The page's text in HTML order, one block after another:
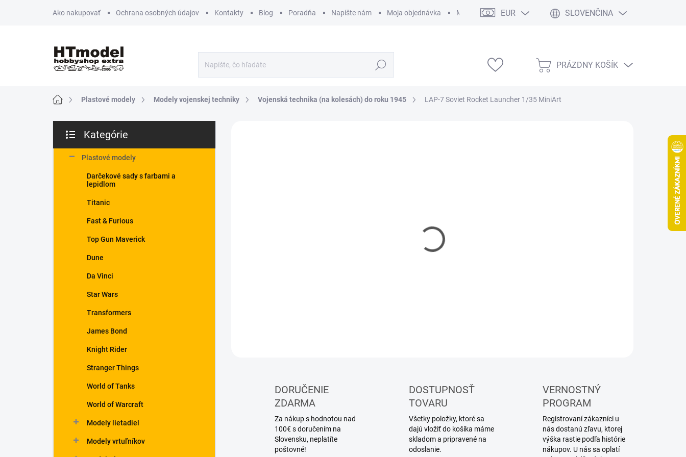
Ako nakupovať Ochrana osobných údajov Kontakty Blog Poradňa Napíšte nám Moja objednávka Modelárske výstavy
EUR SLOVENČINA
Hľadať
NÁKUPNÝ
PRÁZDNY KOŠÍK
DomovPlastové modely Modely vojenskej techniky Vojenská technika (na kolesách) do roku 1945 LAP-7 Soviet Rocket Launcher 1/35 MiniArt
č
kategórie
Kategórie
Plastové modely
Darčekové sady s farbami a
lepidlom
Titanic
Fast & Furious
Top Gun Maverick
Dune
Da Vinci
Star Wars
Transformers
James Bond
Knight Rider
Stranger Things
World of Tanks
World of Warcraft
Modely lietadiel
Modely vrtuľníkov
DORUČENIA
DORUČENIE
ZDARMA
Za nákup s hodnotou nad
100€ s doručením na
Slovensku, neplatíte
poštovné!
DOSTUPNOSŤ
TOVARU
Všetky položky, ktoré sa
dajú vložiť do košíka máme
skladom a pripravené na
odoslanie.
VERNOSTNÝ
PROGRAM
Registrovaní zákazníci u
nás dostanú zľavu, ktorej
výška rastie podľa histórie
nákupov. U nás sa oplatí